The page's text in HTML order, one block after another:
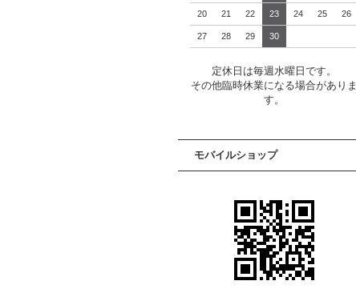
20 21 22 23 24 25 26
27 28 29 30
定休日は毎週水曜日です。
その他臨時休業になる場合がありま
す。
モバイルショップ